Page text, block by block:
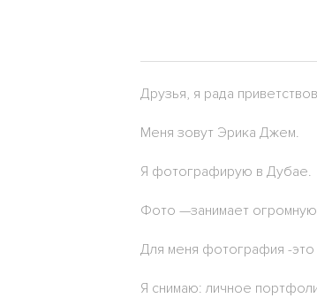
Друзья, я рада
Меня зовут Эрика Джем.
Я фотографирую в Дубае.
Фото —занимает огромную
Для меня фотография -это
Я снимаю: личное